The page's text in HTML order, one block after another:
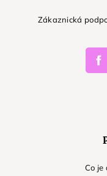
Zákaznická
Co je